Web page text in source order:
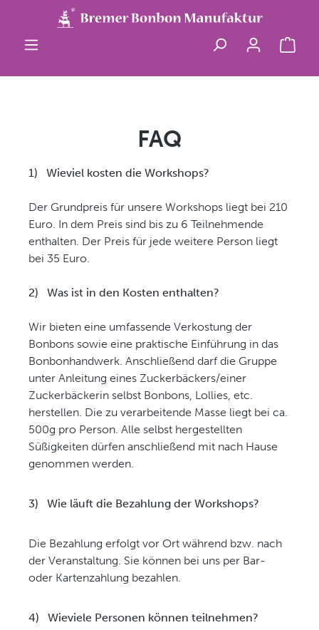
Zum Hauptinhalt springen
FAQ
1) Wieviel kosten die Workshops?
Der Grundpreis für unsere Workshops liegt bei 210
Euro. In dem Preis sind bis zu 6 Teilnehmende
enthalten. Der Preis für jede weitere Person liegt
bei 35 Euro.
2) Was ist in den Kosten enthalten?
Wir bieten eine umfassende Verkostung der
Bonbons sowie eine praktische Einführung in das
Bonbonhandwerk. Anschließend darf die Gruppe
unter Anleitung eines Zuckerbäckers/einer
Zuckerbäckerin selbst Bonbons, Lollies, etc.
herstellen. Die zu verarbeitende Masse liegt bei ca.
500g pro Person. Alle selbst hergestellten
Süßigkeiten dürfen anschließend mit nach Hause
genommen werden.
3) Wie läuft die Bezahlung der Workshops?
Die Bezahlung erfolgt vor Ort während bzw. nach
der Veranstaltung. Sie können bei uns per Bar-
oder Kartenzahlung bezahlen.
4) Wieviele Personen können teilnehmen?